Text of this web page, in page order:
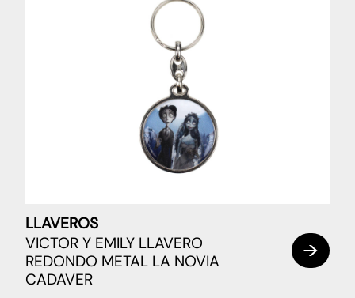
LLAVEROS
VICTOR Y EMILY LLAVERO
REDONDO METAL LA NOVIA
CADAVER